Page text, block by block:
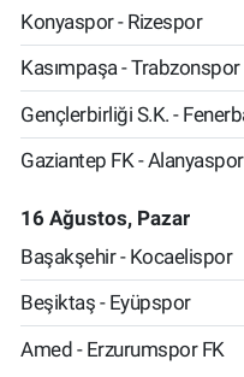
Konyaspor - Rizespor
Kasımpaşa - Trabzonspor
Gençlerbirliği S.K. -
Gaziantep FK - Alanyaspor
16 Ağustos, Pazar
Başakşehir - Kocaelispor
Beşiktaş - Eyüpspor
Amed - Erzurumspor FK